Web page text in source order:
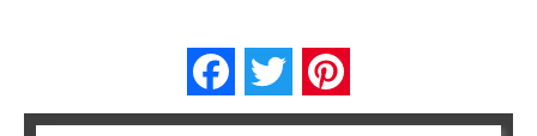
FacebookTwitter